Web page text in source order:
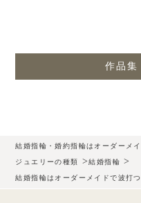
作品集
結婚指輪・婚約指輪はオーダーメ
ジュエリーの種類 >結婚指輪 >
結婚指輪はオーダーメイドで波打